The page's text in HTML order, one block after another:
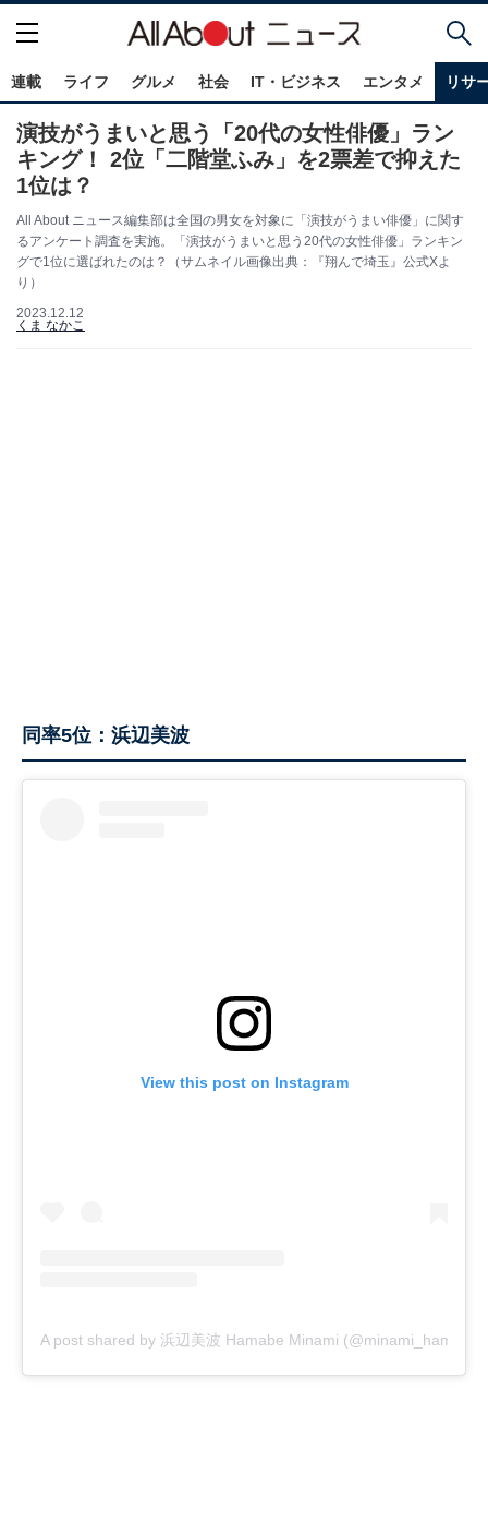
連載 ライフ グルメ 社会 IT・ビジネス エンタメ リサ
演技がうまいと思う「20代の女性俳優」ラン
キング！ 2位「二階堂ふみ」を2票差で抑えた
1位は？
All About ニュース編集部は全国の男女を対象に「演技がうまい俳優」に関す
るアンケート調査を実施。「演技がうまいと思う20代の女性俳優」ランキン
グで1位に選ばれたのは？（サムネイル画像出典：『翔んで埼玉』公式Xよ
り）
2023.12.12
くま なかこ
同率5位：浜辺美波
View this post on Instagram
A post shared by 浜辺美波 Hamabe Minami